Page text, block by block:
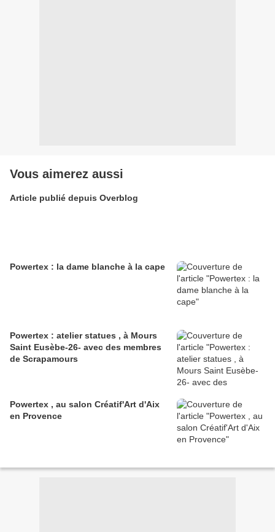
Vous aimerez aussi
Article publié depuis Overblog
Powertex : la dame blanche à la cape
Powertex : atelier statues , à Mours
Saint Eusèbe-26- avec des membres
de Scrapamours
Powertex , au salon Créatif'Art d'Aix
en Provence